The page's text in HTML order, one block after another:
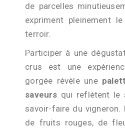
de parcelles
expriment pleinement
terroir.
Participer à une
crus est une
gorgée révèle une
saveurs qui reflètent le
savoir-faire du vigneron.
de fruits rouges, de